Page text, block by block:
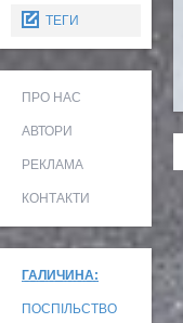
ТЕГИ
ПРО НАС
АВТОРИ
РЕКЛАМА
КОНТАКТИ
ГАЛИЧИНА:
ПОСПІЛЬСТВО